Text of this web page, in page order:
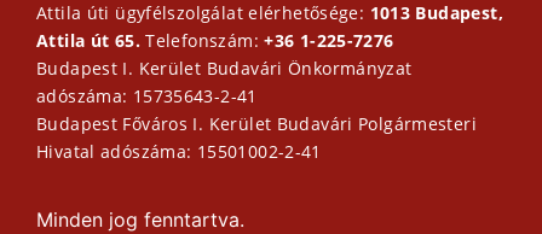
Attila úti ügyfélszolgálat elérhetősége: 1013 Budapest,
Attila út 65.Telefonszám:+36 1-225-7276
Budapest I. Kerület Budavári Önkormányzat
adószáma: 15735643-2-41
Budapest Főváros I. Kerület Budavári Polgármesteri
Hivatal adószáma: 15501002-2-41
Minden jog fenntartva.